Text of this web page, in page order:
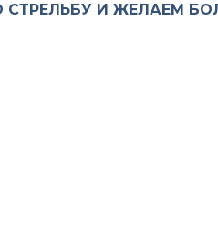
И ЖЕЛАЕМ
15 ПЕРВИЧКАХ